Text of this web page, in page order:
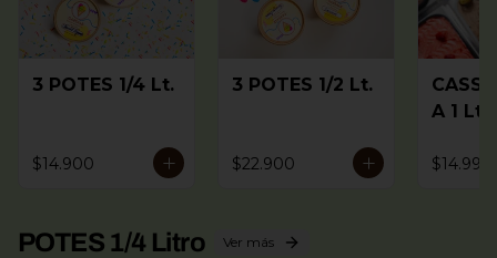
3 POTES 1/4 Lt.
$14.900
3 POTES 1/2 Lt.
$22.900
A 1 Lt.
$14.990
POTES 1/4 Litro Ver más